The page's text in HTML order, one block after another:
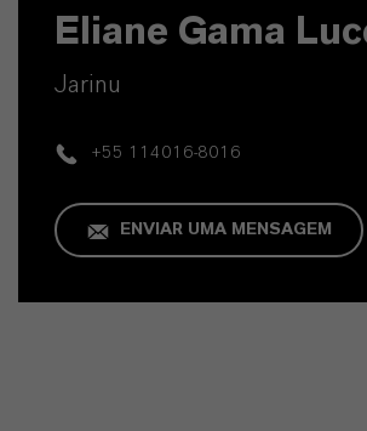
Eliane Gama
Jarinu
+55 114016-8016
ENVIAR UMA MENSAGEM